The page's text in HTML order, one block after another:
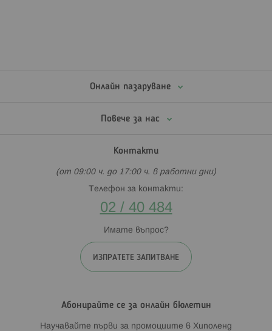
Онлайн пазаруване
Повече за нас
Контакти
(от 09:00 ч. до 17:00 ч. в работни дни)
Телефон за контакти:
02 / 40 484
Имате въпрос?
ИЗПРАТЕТЕ ЗАПИТВАНЕ
Абонирайте се за онлайн бюлетин
Научавайте първи за промоциите в Хиполенд